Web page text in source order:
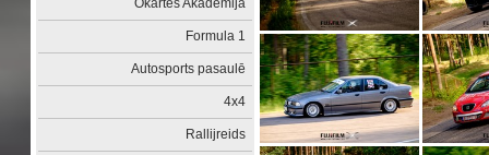
Okartes Akadēmija
Formula 1
Autosports pasaulē
4x4
Rallijreids